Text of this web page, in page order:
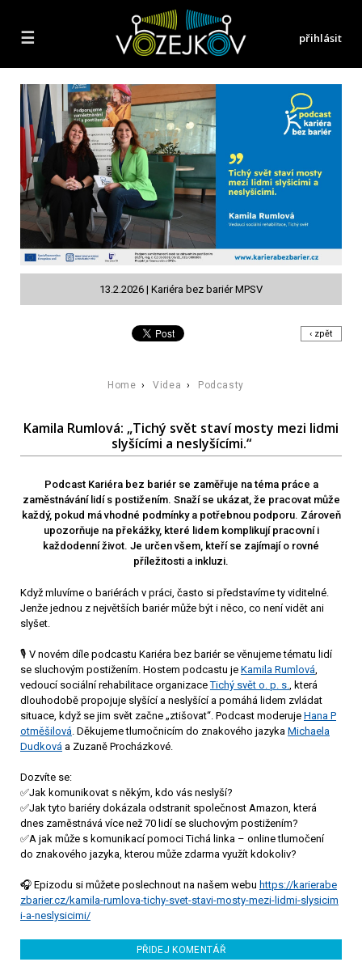
☰ přihlásit
13.2.2026 | Kariéra bez bariér MPSV
‹ zpět
Home ›Videa › Podcasty
Kamila Rumlová: „Tichý svět staví mosty mezi lidmi
slyšícími a neslyšícími.“
Podcast Kariéra bez bariér se zaměřuje na téma práce a
zaměstnávání lidí s postižením. Snaží se ukázat, že pracovat může
každý, pokud má vhodné podmínky a potřebnou podporu. Zároveň
upozorňuje na překážky, které lidem komplikují pracovní i
každodenní život. Je určen všem, kteří se zajímají o rovné
příležitosti a inkluzi.
Když mluvíme o bariérách v práci, často si představíme ty viditelné.
Jenže jednou z největších bariér může být i něco, co není vidět ani
slyšet.
🎙️ V novém díle podcastu Kariéra bez bariér se věnujeme tématu lidí
se sluchovým postižením. Hostem podcastu je Kamila Rumlová,
vedoucí sociální rehabilitace organizaceTichý svět o. p. s., která
dlouhodobě propojuje slyšící a neslyšící a pomáhá lidem zvládat
situace, když se jim svět začne „ztišovat“. Podcast moderuje Hana P
otměšilová. Děkujeme tlumočnicím do znakového jazyka Michaela
Dudková a Zuzaně Procházkové.
Dozvíte se:
✅Jak komunikovat s někým, kdo vás neslyší?
✅Jak tyto bariéry dokázala odstranit společnost Amazon, která
dnes zaměstnává více než 70 lidí se sluchovým postižením?
✅A jak může s komunikací pomoci Tichá linka – online tlumočení
do znakového jazyka, kterou může zdarma využít kdokoliv?
🎧 Epizodu si můžete poslechnout na našem webu https://karierabe
zbarier.cz/kamila-rumlova-tichy-svet-stavi-mosty-mezi-lidmi-slysicim
i-a-neslysicimi/
PŘIDEJ KOMENTÁŘ